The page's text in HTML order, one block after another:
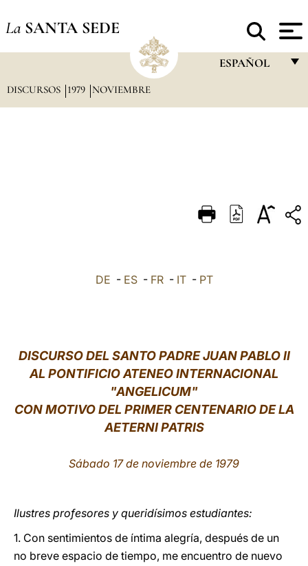
La SANTA SEDE
ESPAÑOL
DEUTSCH
DISCURSOS 1979 NOVIEMBRE
DE - ES- FR- IT- PT
DISCURSO DEL SANTO PADRE JUAN PABLO II
AL PONTIFICIO ATENEO INTERNACIONAL
"ANGELICUM"
CON MOTIVO DEL PRIMER CENTENARIO DE LA
AETERNI PATRIS
Sábado 17 de noviembre de 1979
Ilustres profesores y queridísimos estudiantes:
1. Con sentimientos de íntima alegría, después de un
no breve espacio de tiempo, me encuentro de nuevo